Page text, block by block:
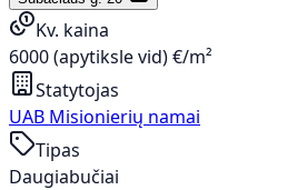
Kv. kaina
6000 (apytiksle vid) €/m²
Statytojas
UAB Misionierių namai
Tipas
Daugiabučiai